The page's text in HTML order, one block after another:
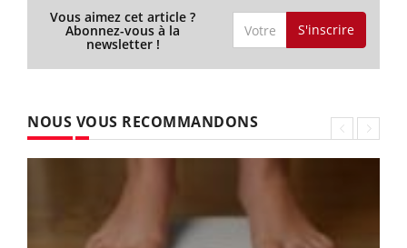
Vous aimez cet article ?
Abonnez-vous à la
newsletter !
S'inscrire
NOUS VOUS RECOMMANDONS